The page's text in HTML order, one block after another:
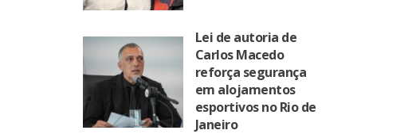
Lei de autoria de
Carlos Macedo
reforça segurança
em alojamentos
esportivos no Rio de
Janeiro